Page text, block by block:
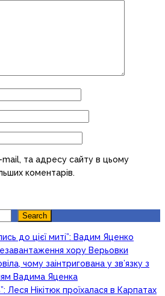
mail, та адресу сайту в цьому
коментарів.
Search
до цієї миті”: Вадим Яценко
хору Верьовки
чому заінтригована у зв’язку з
Вадима Яценка
Леся Нікітюк проїхалася в Карпатах